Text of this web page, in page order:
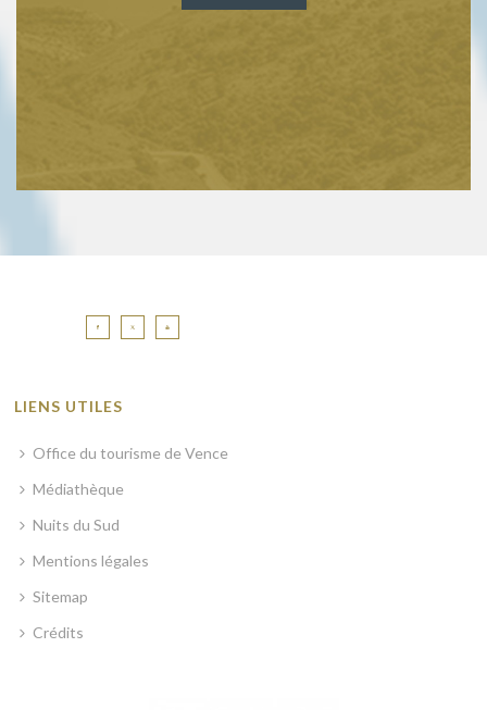
LIENS UTILES
Office du tourisme de Vence
Médiathèque
Nuits du Sud
Mentions légales
Sitemap
Crédits